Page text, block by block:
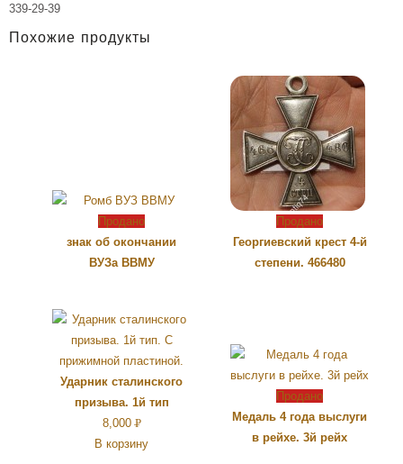
339-29-39
Похожие продукты
Продано
знак об окончании
ВУЗа ВВМУ
Продано
Георгиевский крест 4-й
степени. 466480
Ударник сталинского
призыва. 1й тип
8,000Р
УБ.
В корзину
Продано
Медаль 4 года выслуги
в рейхе. 3й рейх